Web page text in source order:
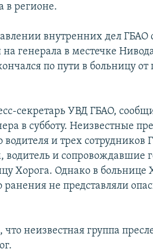
в регионе.
внутренних дел ГБАО
генерала в местечке
по пути в больницу
секретарь УВД ГБАО,
в субботу. Неизвестные
водителя и трех
водитель и сопровождавшие
Хорога. Однако в
ранения не представляли
неизвестная группа